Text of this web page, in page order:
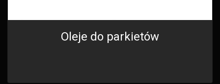
Oleje do parkietów